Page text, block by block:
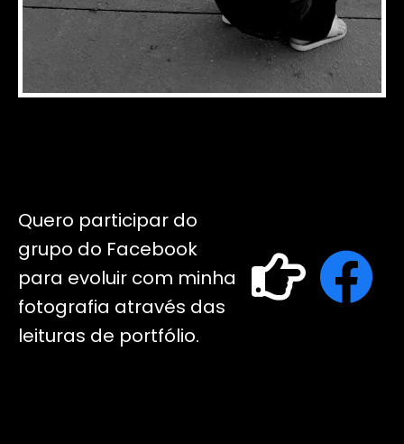
Quero participar do
grupo do Facebook
para evoluir com minha
fotografia através das
leituras de portfólio.